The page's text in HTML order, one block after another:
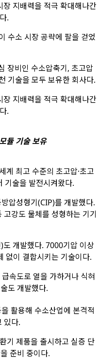
지배력을 적극 확대해나간
.
수소 시장 공략에 팔을 걷었
장비인 수소압축기, 초고압
기술을 모두 보유한 회사다.
지배력을 적극 확대해나간
.
듈 기술 보유
계 최고 수준의 초고압·초고
기술을 발전시켜왔다.
압성형기(CIP)를 개발했다.
강도 물체를 성형하는 기기
개발했다. 7000기압 이상
없이 결합시키는 기술이다.
속도로 열을 가하거나 식혀
도 개발했다.
활용해 수소산업에 본격적
있다.
기 제품을 출시하고 실증 단
준비 중이다.